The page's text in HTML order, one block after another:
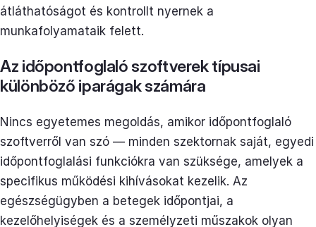
átláthatóságot és kontrollt nyernek a
munkafolyamataik felett.
Az időpontfoglaló szoftverek típusai
különböző iparágak számára
Nincs egyetemes megoldás, amikor időpontfoglaló
szoftverről van szó — minden szektornak saját, egyedi
időpontfoglalási funkciókra van szüksége, amelyek a
specifikus működési kihívásokat kezelik. Az
egészségügyben a betegek időpontjai, a
kezelőhelyiségek és a személyzeti műszakok olyan